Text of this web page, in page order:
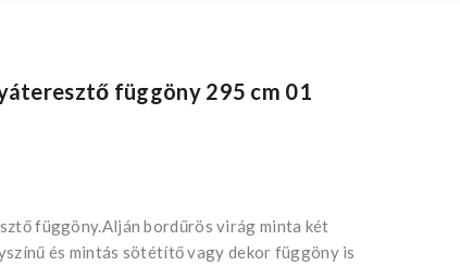
függöny 295 cm 01
függöny.Alján bordűrös virág minta két
és mintás sötétítő vagy dekor függöny is